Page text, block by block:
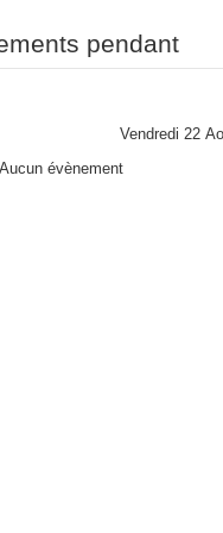
pendant
Vendredi 22
Aucun évènement